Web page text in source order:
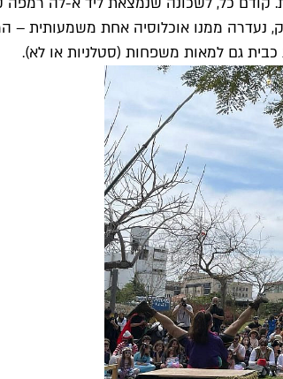
ממנו אוכלוסיה אחת משמעותית –
גם למאות משפחות (סטלניות או לא).